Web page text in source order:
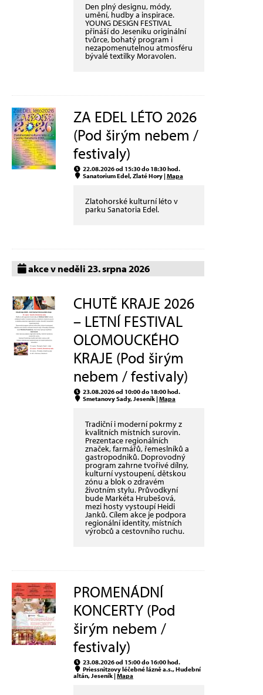
Den plný designu, módy,
umění, hudby a inspirace.
YOUNG DESIGN FESTIVAL
přináší do Jeseníku originální
tvůrce, bohatý program i
nezapomenutelnou atmosféru
bývalé textilky Moravolen.
ZA EDEL LÉTO 2026
(Pod širým nebem /
festivaly)
22.08.2026 od 15:30 do 18:30 hod.
Sanatorium Edel, Zlaté Hory |Mapa
Zlatohorské kulturní léto v
parku Sanatoria Edel.
akce v neděli 23. srpna 2026
CHUTĚ KRAJE 2026
– LETNÍ FESTIVAL
OLOMOUCKÉHO
KRAJE (Pod širým
nebem / festivaly)
23.08.2026 od 10:00 do 18:00 hod.
Smetanovy Sady, Jeseník |Mapa
Tradiční i moderní pokrmy z
kvalitních místních surovin.
Prezentace regionálních
značek, farmářů, řemeslníků a
gastropodniků. Doprovodný
program zahrne tvořivé dílny,
kulturní vystoupení, dětskou
zónu a blok o zdravém
životním stylu. Průvodkyní
bude Markéta Hrubešová,
mezi hosty vystoupí Heidi
Janků. Cílem akce je podpora
regionální identity, místních
výrobců a cestovního ruchu.
PROMENÁDNÍ
KONCERTY (Pod
širým nebem /
festivaly)
23.08.2026 od 15:00 do 16:00 hod.
Priessnitzovy léčebné lázně a.s., Hudební
altán, Jeseník |Mapa